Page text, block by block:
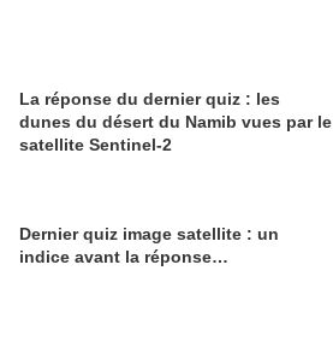
La réponse du dernier quiz : les
dunes du désert du Namib vues par le
satellite Sentinel-2
Dernier quiz image satellite : un
indice avant la réponse…